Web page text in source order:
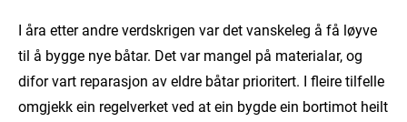
I åra etter andre verdskrigen var det vanskeleg å få løyve
til å bygge nye båtar. Det var mangel på materialar, og
difor vart reparasjon av eldre båtar prioritert. I fleire tilfelle
omgjekk ein regelverket ved at ein bygde ein bortimot heilt